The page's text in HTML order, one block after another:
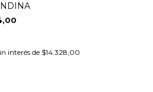
interés de $14.328,00